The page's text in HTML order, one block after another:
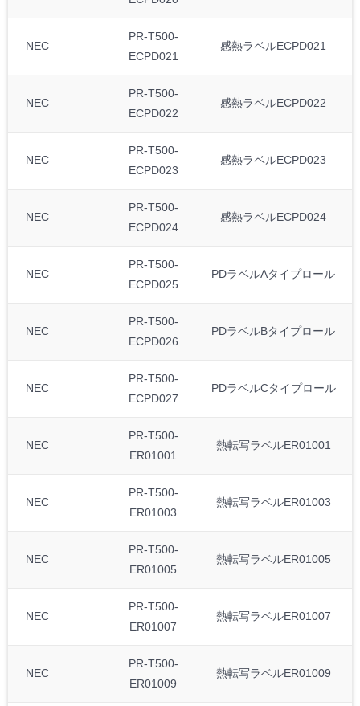
NEC
PR-T500-
ECPD021
感熱ラベルECPD021
NEC
PR-T500-
ECPD022
感熱ラベルECPD022
NEC
PR-T500-
ECPD023
感熱ラベルECPD023
NEC
PR-T500-
ECPD024
感熱ラベルECPD024
NEC
PR-T500-
ECPD025
PDラベルAタイプロール
NEC
PR-T500-
ECPD026
PDラベルBタイプロール
NEC
PR-T500-
ECPD027
PDラベルCタイプロール
NEC
PR-T500-
ER01001
熱転写ラベルER01001
NEC
PR-T500-
ER01003
熱転写ラベルER01003
NEC
PR-T500-
ER01005
熱転写ラベルER01005
NEC
PR-T500-
ER01007
熱転写ラベルER01007
NEC
PR-T500-
ER01009
熱転写ラベルER01009